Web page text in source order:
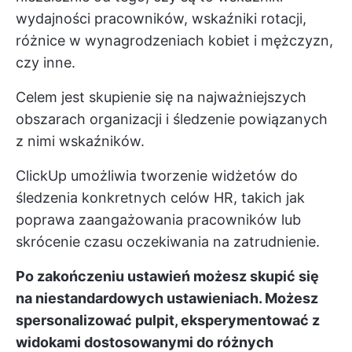
wydajności pracowników, wskaźniki rotacji,
różnice w wynagrodzeniach kobiet i mężczyzn,
czy inne.
Celem jest skupienie się na najważniejszych
obszarach organizacji i śledzenie powiązanych
z nimi wskaźników.
ClickUp umożliwia tworzenie widżetów do
śledzenia konkretnych celów HR, takich jak
poprawa zaangażowania pracowników lub
skrócenie czasu oczekiwania na zatrudnienie.
Po zakończeniu ustawień możesz skupić się
na niestandardowych ustawieniach. Możesz
spersonalizować pulpit, eksperymentować z
widokami dostosowanymi do różnych